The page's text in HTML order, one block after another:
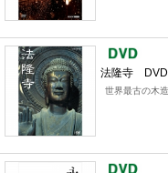
法隆寺
世界最古の木